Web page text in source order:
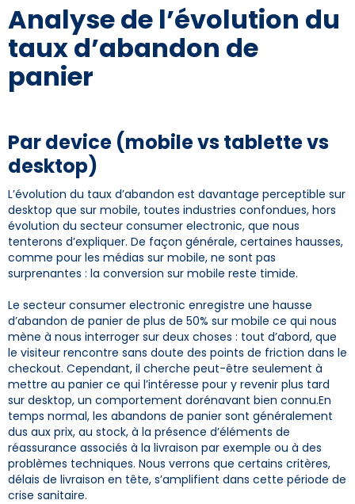
Analyse de l’évolution du
taux d’abandon de
panier
Par device (mobile vs tablette vs
desktop)
L’évolution du taux d’abandon est davantage perceptible sur
desktop que sur mobile, toutes industries confondues, hors
évolution du secteur consumer electronic, que nous
tenterons d’expliquer. De façon générale, certaines hausses,
comme pour les médias sur mobile, ne sont pas
surprenantes : la conversion sur mobile reste timide.
Le secteur consumer electronic enregistre une hausse
d’abandon de panier de plus de 50% sur mobile ce qui nous
mène à nous interroger sur deux choses : tout d’abord, que
le visiteur rencontre sans doute des points de friction dans le
checkout. Cependant, il cherche peut-être seulement à
mettre au panier ce qui l’intéresse pour y revenir plus tard
sur desktop, un comportement dorénavant bien connu.En
temps normal, les abandons de panier sont généralement
dus aux prix, au stock, à la présence d’éléments de
réassurance associés à la livraison par exemple ou à des
problèmes techniques. Nous verrons que certains critères,
délais de livraison en tête, s’amplifient dans cette période de
crise sanitaire.